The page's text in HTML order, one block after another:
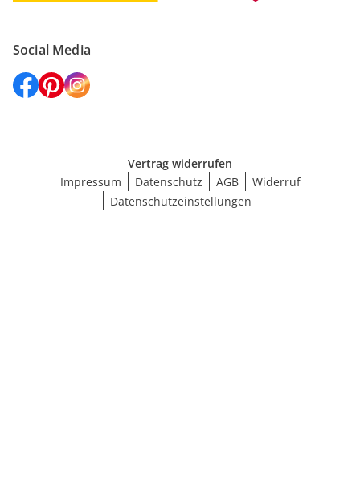
Social Media
Vertrag widerrufen
Impressum
Datenschutz AGB
Widerruf
Datenschutzeinstellungen